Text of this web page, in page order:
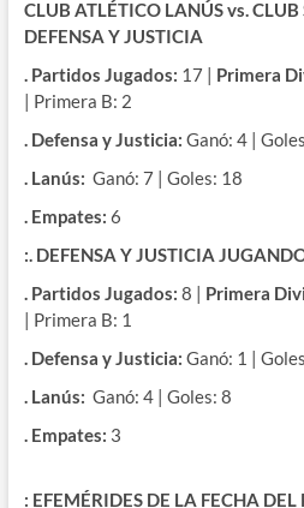
CLUB ATLÉTICO LANÚSvs.CLUB
DEFENSA Y JUSTICIA
. Partidos Jugados: 17 | Primera
| Primera B: 2
. Defensa y Justicia: Ganó: 4 |
. Lanús: Ganó: 7 | Goles: 18
. Empates: 6
:. DEFENSA Y JUSTICIA
. Partidos Jugados: 8 | Primera
| Primera B: 1
. Defensa y Justicia: Ganó: 1 |
. Lanús: Ganó: 4 | Goles: 8
. Empates: 3
: EFEMÉRIDES DE LA FECHA